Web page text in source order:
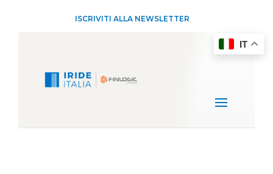
ISCRIVITI ALLA NEWSLETTER
IT